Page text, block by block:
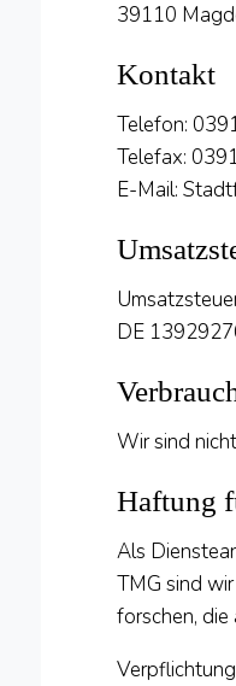
39110
Kontakt
Telefon:
Telefax:
E-Mail:
DE
Wir sind
Haftung
Als
TMG sind
forschen,